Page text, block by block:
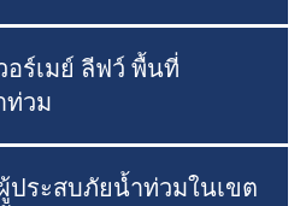
ร์เมย์ ลีฟว์ พื้นที่
ท่วม
ประสบภัยน้ำท่วมในเขต